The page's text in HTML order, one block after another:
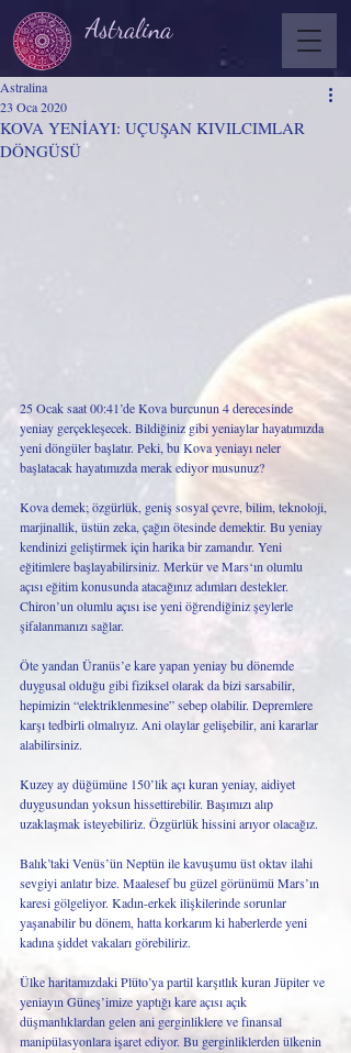
Astralina
KOVA YENİAYI: UÇUŞAN KIVILCIMLAR
DÖNGÜSÜ
Astralina
23 Oca 2020
25 Ocak saat 00:41’de Kova burcunun 4 derecesinde
yeniay gerçekleşecek. Bildiğiniz gibi yeniaylar hayatımızda
yeni döngüler başlatır. Peki, bu Kova yeniayı neler
başlatacak hayatımızda merak ediyor musunuz?
Kova demek; özgürlük, geniş sosyal çevre, bilim, teknoloji,
marjinallik, üstün zeka, çağın ötesinde demektir. Bu yeniay
kendinizi geliştirmek için harika bir zamandır. Yeni
eğitimlere başlayabilirsiniz. Merkür ve Mars‘ın olumlu
açısı eğitim konusunda atacağınız adımları destekler.
Chiron’un olumlu açısı ise yeni öğrendiğiniz şeylerle
şifalanmanızı sağlar.
Öte yandan Üranüs’e kare yapan yeniay bu dönemde
duygusal olduğu gibi fiziksel olarak da bizi sarsabilir,
hepimizin “elektriklenmesine” sebep olabilir. Depremlere
karşı tedbirli olmalıyız. Ani olaylar gelişebilir, ani kararlar
alabilirsiniz.
Kuzey ay düğümüne 150’lik açı kuran yeniay, aidiyet
duygusundan yoksun hissettirebilir. Başımızı alıp
uzaklaşmak isteyebiliriz. Özgürlük hissini arıyor olacağız.
Balık’taki Venüs’ün Neptün ile kavuşumu üst oktav ilahi
sevgiyi anlatır bize. Maalesef bu güzel görünümü Mars’ın
karesi gölgeliyor. Kadın-erkek ilişkilerinde sorunlar
yaşanabilir bu dönem, hatta korkarım ki haberlerde yeni
kadına şiddet vakaları görebiliriz.
Ülke haritamızdaki Plüto’ya partil karşıtlık kuran Jüpiter ve
yeniayın Güneş’imize yaptığı kare açısı açık
düşmanlıklardan gelen ani gerginliklere ve finansal
manipülasyonlara işaret ediyor. Bu gerginliklerden ülkenin